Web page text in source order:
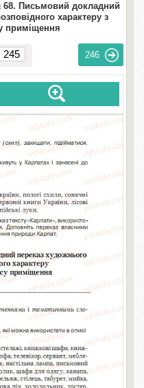
68. Письмовий докладний
характеру з
приміщення
246